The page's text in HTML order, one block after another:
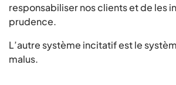
responsabiliser nos clients et de les
prudence.
L’autre système incitatif est le
malus.